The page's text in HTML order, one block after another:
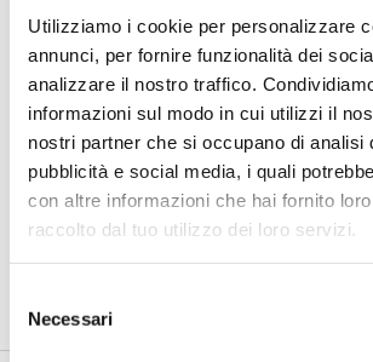
Utilizziamo i cookie per personalizzare
annunci, per fornire funzionalità dei
analizzare il nostro traffico.
informazioni sul modo in cui utilizzi il
nostri partner che si occupano di analisi
pubblicità e social media, i quali
con altre informazioni che hai fornito
raccolto dal tuo utilizzo dei loro servizi.
del
consenso
Necessari
BANCAFORTE TV
Giuppa (BCC Roma): “Da
a giardinieri urbani, così
diventa lavoro”
di Flavio Padovan, Maddalena Libertini -
possibilità di lavoro a persone senza